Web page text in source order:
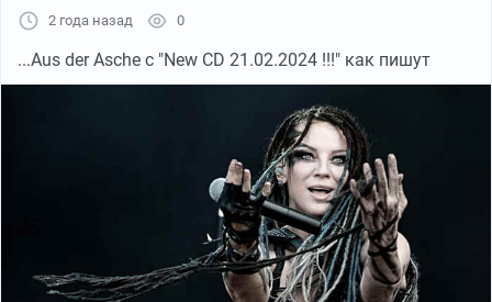
2 года назад 0
...Aus der Asche с "New CD 21.02.2024 !!!" как пишут